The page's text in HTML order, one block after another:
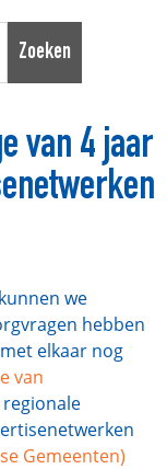
Zoeken
van 4 jaar
we
hebben
elkaar nog
van
regionale
Gemeenten)